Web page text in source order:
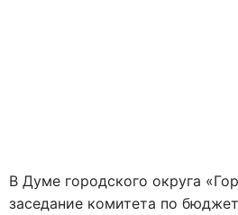
В Думе городского округа
заседание комитета по